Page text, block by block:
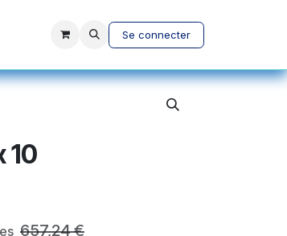
Se connecter
10
657,24€